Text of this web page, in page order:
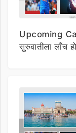
Upcoming Car
सुरुवातीला लाँच